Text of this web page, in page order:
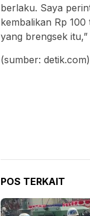
berlaku. Saya
kembalikan Rp
yang brengsek
(sumber: detik.com)
POS TERKAIT